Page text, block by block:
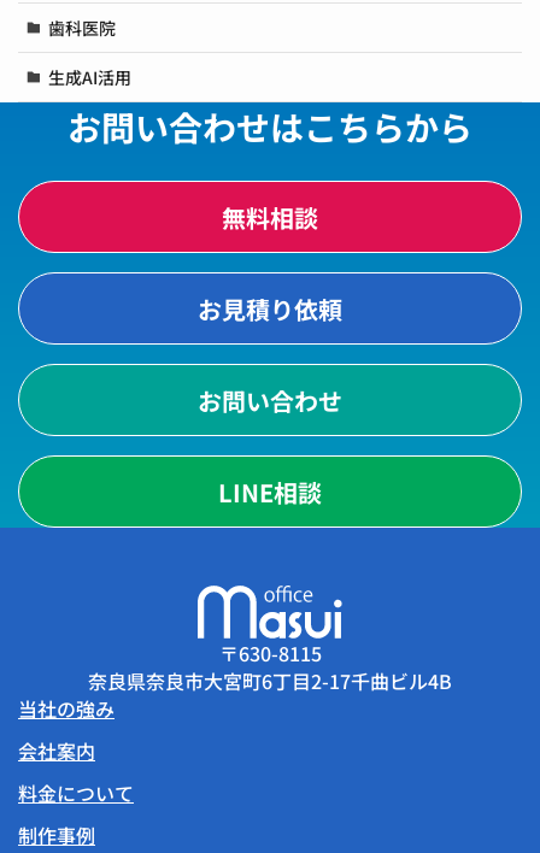
歯科医院
生成AI活用
お問い合わせはこちらから
無料相談
お見積り依頼
お問い合わせ
LINE相談
〒630-8115
奈良県奈良市大宮町6丁目2-17千曲ビル4B
当社の強み
会社案内
料金について
制作事例